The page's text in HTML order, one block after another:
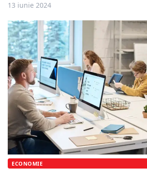
13 iunie 2024
ECONOMIE